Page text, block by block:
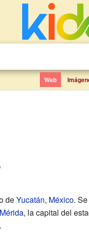
Web
deYucatán, México. Se
Mérida, la capital del